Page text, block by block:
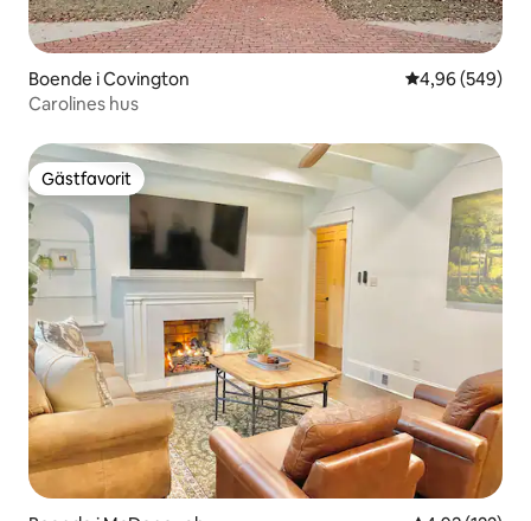
Boende i Covington 4,96 av 5 i
4,96 (549)
Carolines hus
Gästfavorit
Gästfavorit